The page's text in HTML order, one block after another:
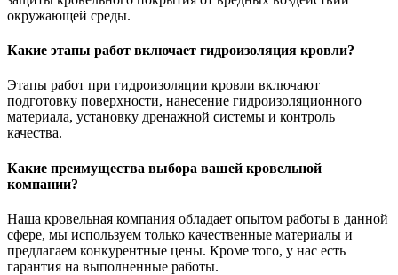
окружающей среды.
Какие этапы работ включает гидроизоляция кровли?
Этапы работ при гидроизоляции кровли включают
подготовку поверхности, нанесение гидроизоляционного
материала, установку дренажной системы и контроль
качества.
Какие преимущества выбора вашей кровельной
компании?
Наша кровельная компания обладает опытом работы в данной
сфере, мы используем только качественные материалы и
предлагаем конкурентные цены. Кроме того, у нас есть
гарантия на выполненные работы.